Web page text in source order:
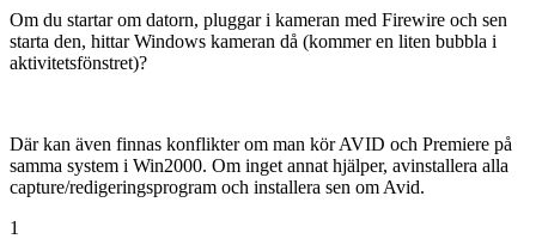
Om du startar om datorn, pluggar i kameran med Firewire och sen
starta den, hittar Windows kameran då (kommer en liten bubbla i
aktivitetsfönstret)?
Där kan även finnas konflikter om man kör AVID och Premiere på
samma system i Win2000. Om inget annat hjälper, avinstallera alla
capture/redigeringsprogram och installera sen om Avid.
1